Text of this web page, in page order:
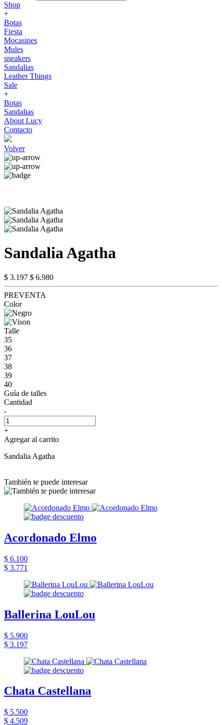
Shop
+
Botas
Fiesta
Mocasines
Mules
sneakers
Sandalias
Leather Things
Sale
+
Botas
Sandalias
About Lucy
Contacto
Volver
Sandalia Agatha
$ 3.197 $ 6.980
PREVENTA
Color
Talle
35
36
37
38
39
40
Guía de talles
Cantidad
-
+
Agregar al carrito
Sandalia Agatha
También te puede interesar
Acordonado Elmo
$ 6.100
$ 3.771
Ballerina LouLou
$ 5.900
$ 3.197
Chata Castellana
$ 5.500
$ 4.509